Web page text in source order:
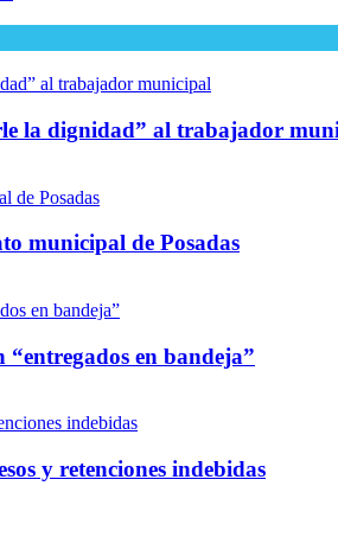
la dignidad” al trabajador
municipal de Posadas
“entregados en bandeja”
y retenciones indebidas